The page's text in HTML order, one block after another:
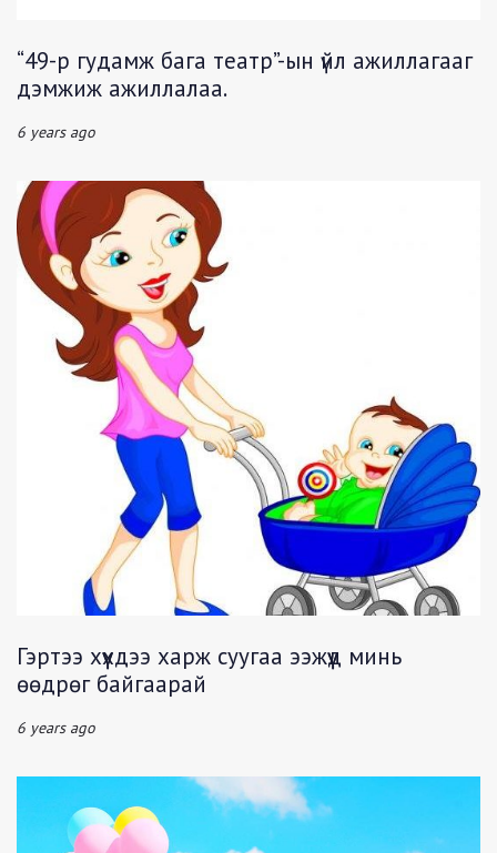
“49-р гудамж бага театр”-ын үйл ажиллагааг
дэмжиж ажиллалаа.
6 years ago
Гэртээ хүүхдээ харж суугаа ээжүүд минь
өөдрөг байгаарай
6 years ago